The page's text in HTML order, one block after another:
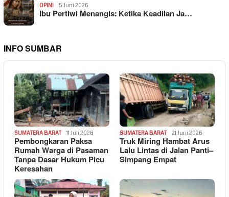
OPINI 5 Juni 2026
Ibu Pertiwi Menangis: Ketika Keadilan Ja…
INFO SUMBAR
SUMATERA BARAT 11 Juli 2026
Pembongkaran Paksa
Rumah Warga di Pasaman
Tanpa Dasar Hukum Picu
Keresahan
SUMATERA BARAT 21 Juni 2026
Truk Miring Hambat Arus
Lalu Lintas di Jalan Panti–
Simpang Empat